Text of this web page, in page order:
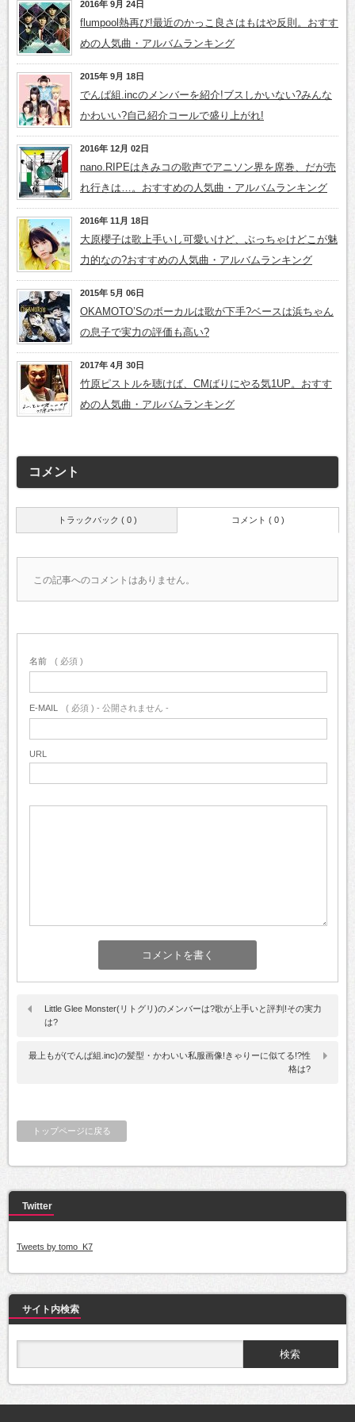
2016年 9月 24日
flumpool熱再び!最近のかっこ良さはもはや反則。おすす
めの人気曲・アルバムランキング
2015年 9月 18日
でんぱ組.incのメンバーを紹介!ブスしかいない?みんな
かわいい?自己紹介コールで盛り上がれ!
2016年 12月 02日
nano.RIPEはきみコの歌声でアニソン界を席巻、だが売
れ行きは…。おすすめの人気曲・アルバムランキング
2016年 11月 18日
大原櫻子は歌上手いし可愛いけど、ぶっちゃけどこが魅
力的なの?おすすめの人気曲・アルバムランキング
2015年 5月 06日
OKAMOTO’Sのボーカルは歌が下手?ベースは浜ちゃん
の息子で実力の評価も高い?
2017年 4月 30日
竹原ピストルを聴けば、CMばりにやる気1UP。おすす
めの人気曲・アルバムランキング
コメント
トラックバック ( 0 ) コメント ( 0 )
この記事へのコメントはありません。
名前 ( 必須 )
E-MAIL ( 必須 ) - 公開されません -
URL
Little Glee Monster(リトグリ)のメンバーは?歌が上手いと評判!その実力
は?
最上もが(でんぱ組.inc)の髪型・かわいい私服画像!きゃりーに似てる!?性
格は?
トップページに戻る
Twitter
Tweets by tomo_K7
サイト内検索